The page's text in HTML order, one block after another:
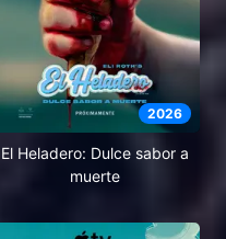
2026
El Heladero: Dulce sabor a
muerte